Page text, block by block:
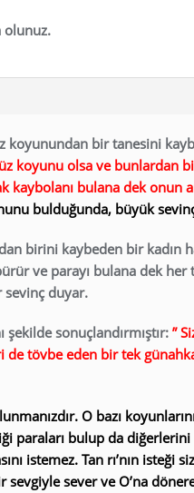
olunuz.
koyunundan bir tanesini
koyunu olsa ve bunlardan
kaybolanı bulana dek onun
bulduğunda, büyük
birini kaybeden bir kadın
ve parayı bulana dek her
duyar.
sonuçlandırmıştır: ”
de tövbe eden bir tek
O bazı
paraları bulup da
istemez. Tan rı’nın isteği
sevgiyle sever ve O’na